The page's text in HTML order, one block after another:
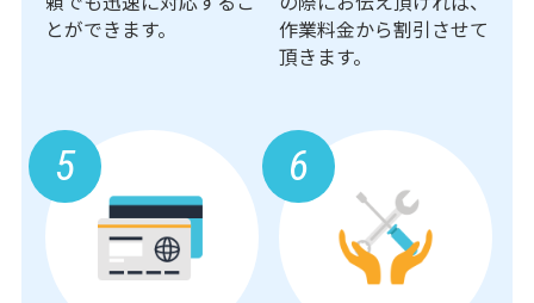
とができます。
作業料金から割引させて
頂きます。
5 6